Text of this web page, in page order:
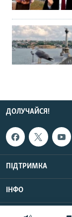
ДОЛУЧАЙСЯ!
ПІДТРИМКА
ІНФО